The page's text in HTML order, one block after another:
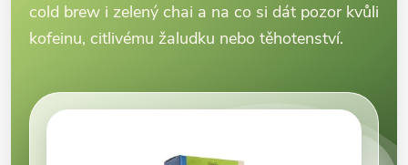
cold brew i zelený chai a na co si dát pozor kvůli
kofeinu, citlivému žaludku nebo těhotenství.